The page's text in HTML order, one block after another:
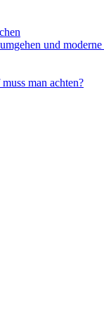
und
man achten?